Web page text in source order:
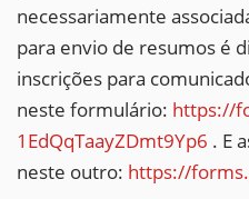
necessariamente
para envio de resumos é
inscrições para
neste formulário: https://
1EdQqTaayZDmt9Yp6 . E
neste outro: https://